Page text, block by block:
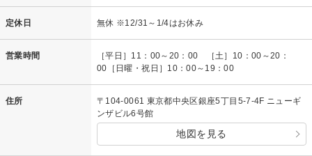
定休日 無休 ※12/31～1/4はお休み
営業時間
［平日］11：00～20：00 ［土］10：00～20：
00［日曜・祝日］10：00～19：00
住所
〒104-0061 東京都中央区銀座5丁目5-7-4F ニューギ
ンザビル6号館
地図を見る